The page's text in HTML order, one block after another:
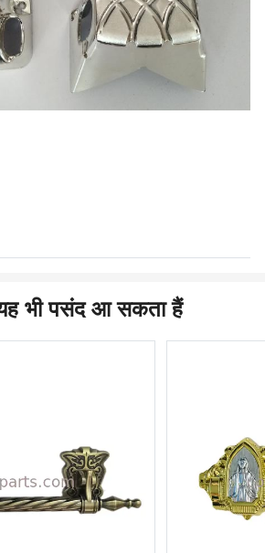
भी पसंद आ सकता हैं